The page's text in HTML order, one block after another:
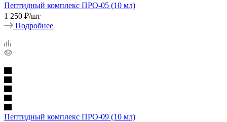
Пептидный комплекс ПРО-05 (10 мл)
1 250 ₽/шт
Подробнее
Пептидный комплекс ПРО-09 (10 мл)